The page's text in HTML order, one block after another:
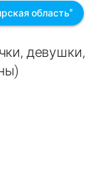
область"
девушки,